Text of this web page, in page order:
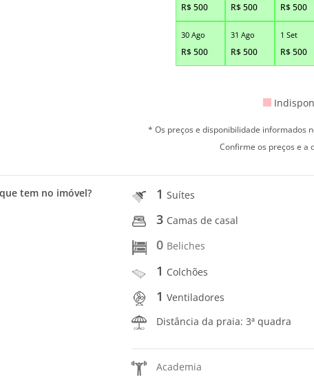
R$500 R$500 R$500
30 Ago
R$500
31 Ago
R$500
1 Set
R$500
* Os preços e disponibilidade informados
Confirme os preços e a
tem no imóvel? 1Suítes
3 Camas de casal
0 Beliches
1 Colchões
1Ventiladores
Distância da praia: 3ª quadra
Academia